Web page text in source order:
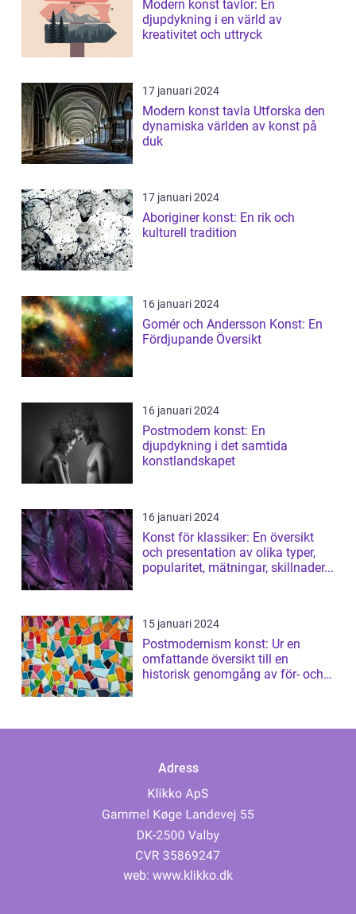
Modern konst tavlor: En
djupdykning i en värld av
kreativitet och uttryck
17 januari 2024
Modern konst tavla Utforska den
dynamiska världen av konst på
duk
17 januari 2024
Aboriginer konst: En rik och
kulturell tradition
16 januari 2024
Gomér och Andersson Konst: En
Fördjupande Översikt
16 januari 2024
Postmodern konst: En
djupdykning i det samtida
konstlandskapet
16 januari 2024
Konst för klassiker: En översikt
och presentation av olika typer,
popularitet, mätningar, skillnader...
15 januari 2024
Postmodernism konst: Ur en
omfattande översikt till en
historisk genomgång av för- och
Adress
web: www.klikko.dk